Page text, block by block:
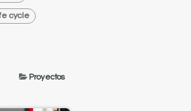
cycle
Proyectos